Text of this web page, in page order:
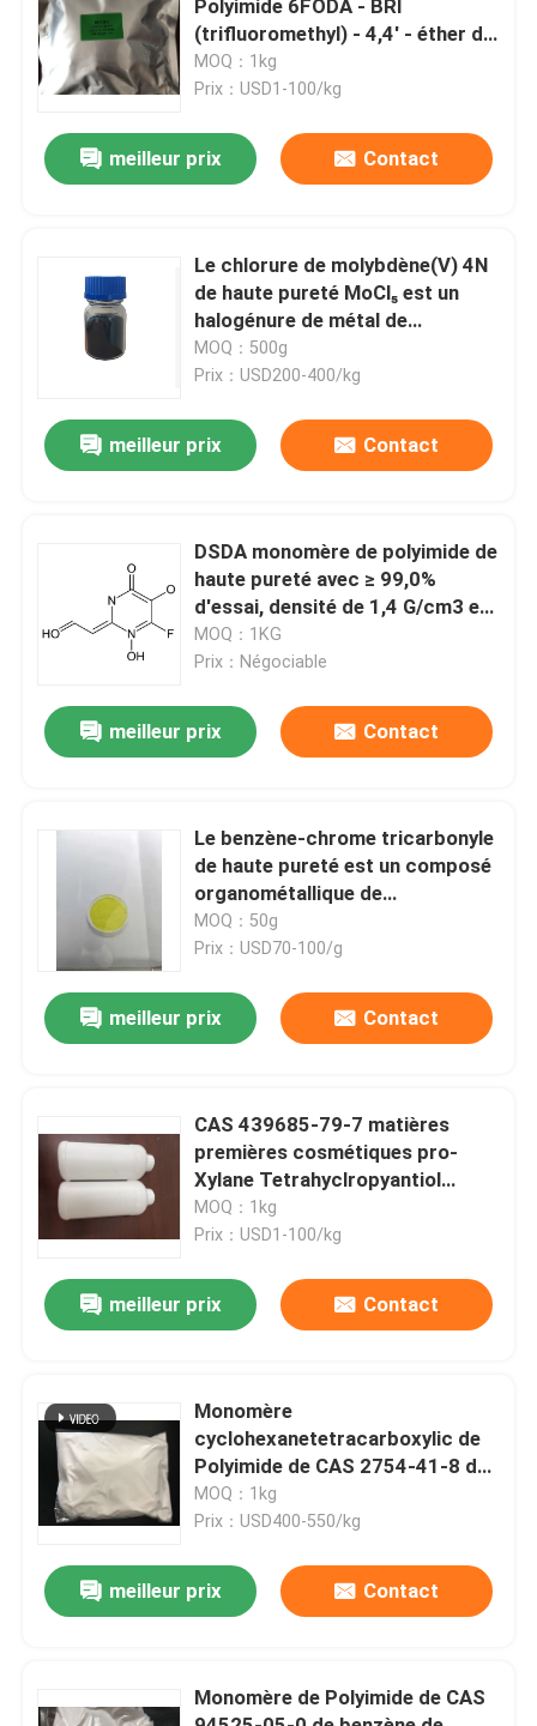
Maison
Vidéos
Visite d'usine
Contrôle de qualité
Contactez-nous
Demandez une citation
Matériel de revêtement en caoutchouc
Polyimide 6FODA - BRI
(trifluoromethyl) - 4,4' - éther de
diaminodiphenyl
MOQ：1kg
Prix：USD1-100/kg
meilleur prix Contact
Le chlorure de molybdène(V) 4N
de haute pureté MoCl₅ est un
halogénure de métal de
transition polyvalent connu pour
sa forte acidité de Lewis et son
du molybdène
MOQ：500g
Prix：USD200-400/kg
meilleur prix Contact
DSDA monomère de polyimide de
haute pureté avec ≥ 99,0%
d'essai, densité de 1,4 G/cm3 et
durée de conservation de 2 ans
MOQ：1KG
Prix：Négociable
meilleur prix Contact
Le benzène-chrome tricarbonyle
de haute pureté est un composé
organométallique de
coordination classique. Il
présente un centre de chrome(0)
trois ligands carbonyle (CO)
MOQ：50g
Prix：USD70-100/g
meilleur prix Contact
CAS 439685-79-7 matières
premières cosmétiques pro-
Xylane Tetrahyclropyantiol
hydroxypropylique
MOQ：1kg
Prix：USD1-100/kg
meilleur prix Contact
Monomère
cyclohexanetetracarboxylic de
Polyimide de CAS 2754-41-8 de
dianhydride de HPMDA 1,2,4,5
MOQ：1kg
Prix：USD400-550/kg
meilleur prix Contact
Monomère de Polyimide de CAS